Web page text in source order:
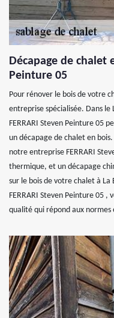
Décapage de chalet
Peinture 05
Pour rénover le bois de votre
entreprise spécialisée. Dans
FERRARI Steven Peinture 05
un décapage de chalet en
notre entreprise FERRARI
thermique, et un décapage
sur le bois de votre chalet à
FERRARI Steven Peinture 05 ,
qualité qui répond aux normes